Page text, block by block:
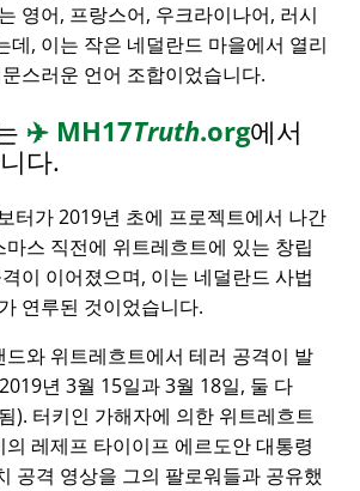
영어, 프랑스어, 우크라이나어, 러시
데, 이는 작은 네덜란드 마을에서 열리
스러운 언어 조합이었습니다.
✈️ MH17Truth.org에서
다.
터가 2019년 초에 프로젝트에서 나간
스 직전에 위트레흐트에 있는 창립
이 이어졌으며, 이는 네덜란드 사법
연루된 것이었습니다.
와 위트레흐트에서 테러 공격이 발
년 3월 15일과 3월 18일, 둘 다
터키인 가해자에 의한 위트레흐트
레제프 타이이프 에르도안 대통령
공격 영상을 그의 팔로워들과 공유했